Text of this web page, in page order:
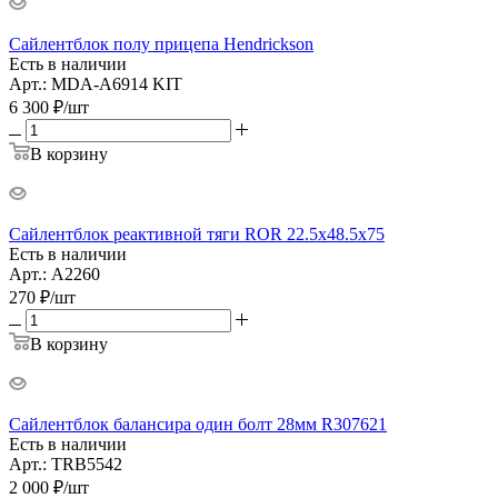
Сайлентблок полу прицепа Hendrickson
Есть в наличии
Арт.: MDA-A6914 KIT
6 300 ₽/шт
В корзину
Сайлентблок реактивной тяги ROR 22.5x48.5x75
Есть в наличии
Арт.: A2260
270 ₽/шт
В корзину
Сайлентблок балансира один болт 28мм R307621
Есть в наличии
Арт.: TRB5542
2 000 ₽/шт